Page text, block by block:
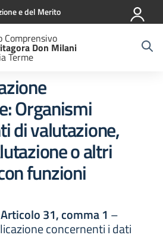
e del Merito
Don Milani
Terme
Organismi
di valutazione,
o altri
funzioni
31, comma 1 –
concernenti i dati